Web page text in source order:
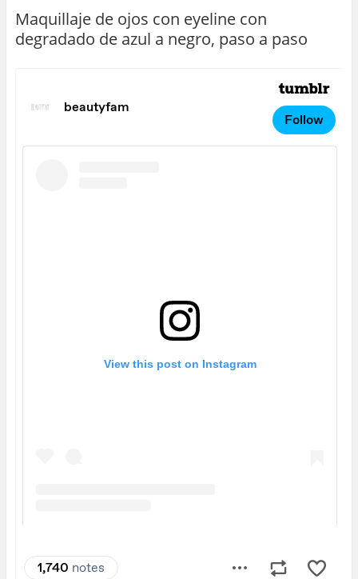
b
o
k
st r A
p tir
Maquillaje de ojos con eyeline con
degradado de azul a negro, paso a paso